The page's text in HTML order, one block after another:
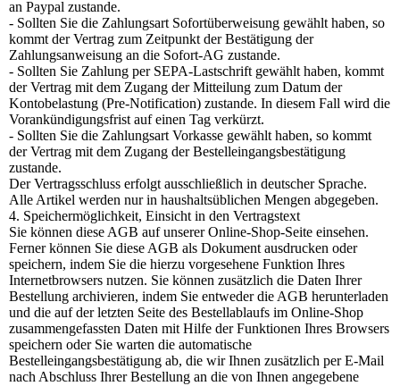
an Paypal zustande.
- Sollten Sie die Zahlungsart Sofortüberweisung gewählt haben, so
kommt der Vertrag zum Zeitpunkt der Bestätigung der
Zahlungsanweisung an die Sofort-AG zustande.
- Sollten Sie Zahlung per SEPA-Lastschrift gewählt haben, kommt
der Vertrag mit dem Zugang der Mitteilung zum Datum der
Kontobelastung (Pre-Notification) zustande. In diesem Fall wird die
Vorankündigungsfrist auf einen Tag verkürzt.
- Sollten Sie die Zahlungsart Vorkasse gewählt haben, so kommt
der Vertrag mit dem Zugang der Bestelleingangsbestätigung
zustande.
Der Vertragsschluss erfolgt ausschließlich in deutscher Sprache.
Alle Artikel werden nur in haushaltsüblichen Mengen abgegeben.
4. Speichermöglichkeit, Einsicht in den Vertragstext
Sie können diese AGB auf unserer Online-Shop-Seite einsehen.
Ferner können Sie diese AGB als Dokument ausdrucken oder
speichern, indem Sie die hierzu vorgesehene Funktion Ihres
Internetbrowsers nutzen. Sie können zusätzlich die Daten Ihrer
Bestellung archivieren, indem Sie entweder die AGB herunterladen
und die auf der letzten Seite des Bestellablaufs im Online-Shop
zusammengefassten Daten mit Hilfe der Funktionen Ihres Browsers
speichern oder Sie warten die automatische
Bestelleingangsbestätigung ab, die wir Ihnen zusätzlich per E-Mail
nach Abschluss Ihrer Bestellung an die von Ihnen angegebene